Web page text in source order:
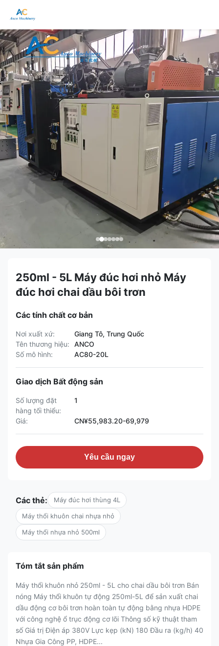
250ml - 5L Máy đúc hơi nhỏ Máy
đúc hơi chai dầu bôi trơn
Các tính chất cơ bản
Nơi xuất xứ:
Giang Tô, Trung Quốc
Tên thương hiệu:
ANCO
Số mô hình:
AC80-20L
Giao dịch Bất động sản
Số lượng đặt
hàng tối thiểu:
1
Giá: CN¥55,983.20-69,979
Yêu cầu ngay
Các thẻ: Máy đúc hơi thùng 4L
Máy thổi khuôn chai nhựa nhỏ
Máy thổi nhựa nhỏ 500ml
Tóm tắt sản phẩm
Máy thổi khuôn nhỏ 250ml - 5L cho chai dầu bôi trơn Bán
nóng Máy thổi khuôn tự động 250ml-5L để sản xuất chai
dầu động cơ bôi trơn hoàn toàn tự động bằng nhựa HDPE
với công nghệ ổ trục động cơ lõi Thông số kỹ thuật tham
số Giá trị Điện áp 380V Lực kẹp (kN) 180 Đầu ra (kg/h) 40
Nhựa Gia Công PP, HDPE...